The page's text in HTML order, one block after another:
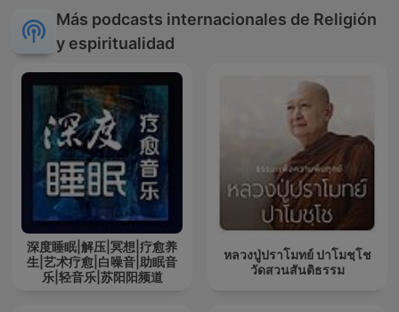
Más podcasts internacionales de Religión
y espiritualidad
深度睡眠|解压|冥想|疗愈养
生|艺术疗愈|白噪音|助眠音
乐|轻音乐|苏阳阳频道
หลวงปู่ปราโมทย์ ปาโมชฺโช
วัดสวนสันติธรรม